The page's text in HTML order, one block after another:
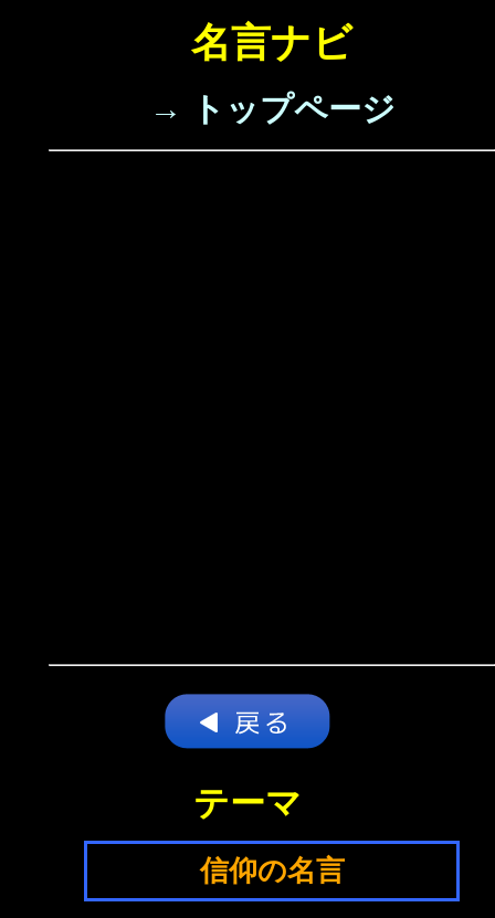
名言ナビ
→ トップページ
テーマ
信仰の名言